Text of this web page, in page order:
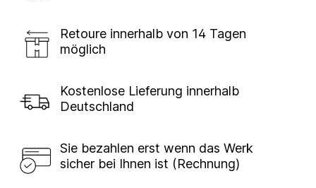
Retoure innerhalb von 14 Tagen
möglich
Kostenlose Lieferung innerhalb
Deutschland
Sie bezahlen erst wenn das Werk
sicher bei Ihnen ist (Rechnung)